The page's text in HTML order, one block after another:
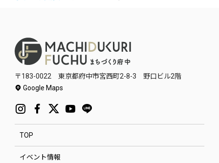
〒183-0022 東京都府中市宮西町2-8-3 野口ビル2階
Google Maps
TOP
イベント情報